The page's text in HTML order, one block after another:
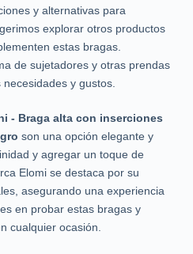
y alternativas para
explorar otros productos
estas bragas.
de sujetadores y otras prendas
y gustos.
- Braga alta con inserciones
son una opción elegante y
y agregar un toque de
Elomi se destaca por su
asegurando una experiencia
en probar estas bragas y
cualquier ocasión.